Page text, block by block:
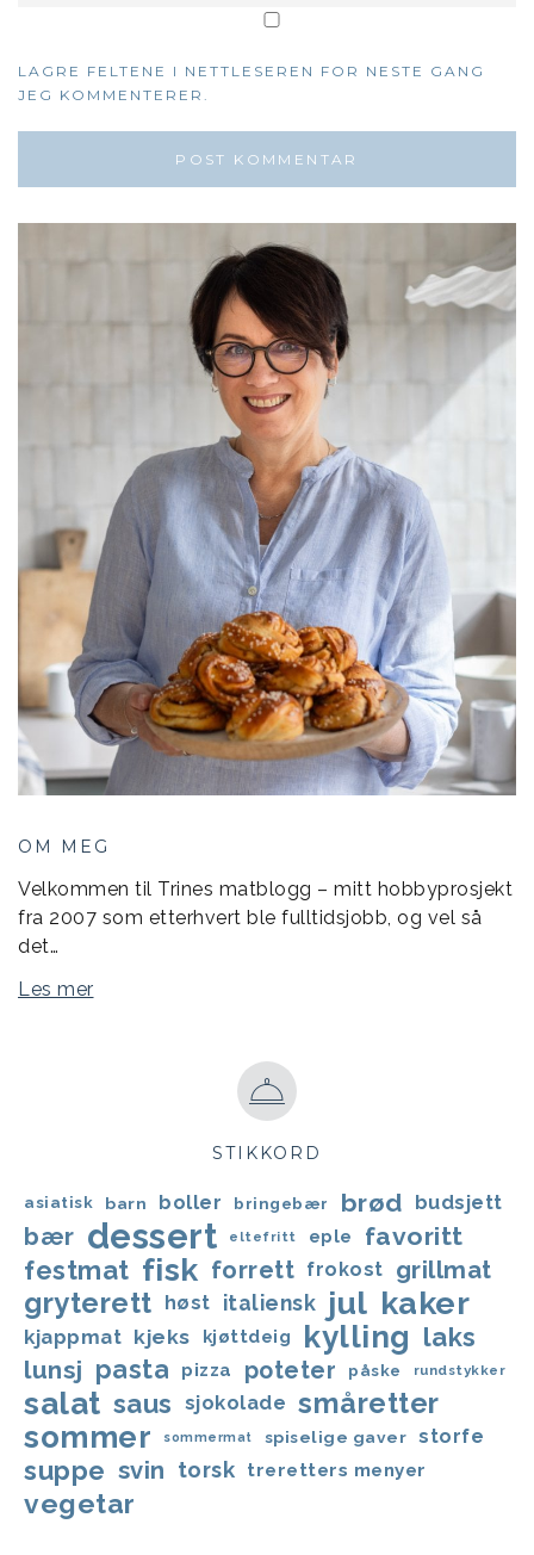
LAGRE FELTENE I NETTLESEREN FOR NESTE GANG
JEG KOMMENTERER.
OM MEG
Velkommen til Trines matblogg – mitt hobbyprosjekt
fra 2007 som etterhvert ble fulltidsjobb, og vel så
det…
Les mer
STIKKORD
asiatisk barn boller bringebær brød budsjett
bær dessert eltefritt eple favoritt
festmat fisk forrett frokost grillmat
gryterett høst italiensk jul kaker
kjappmat kjeks kjøttdeig kylling laks
lunsj pasta pizza poteter påske rundstykker
salat saus sjokolade småretter
sommer sommermat spiselige gaver storfe
suppe svin torsk treretters menyer
vegetar